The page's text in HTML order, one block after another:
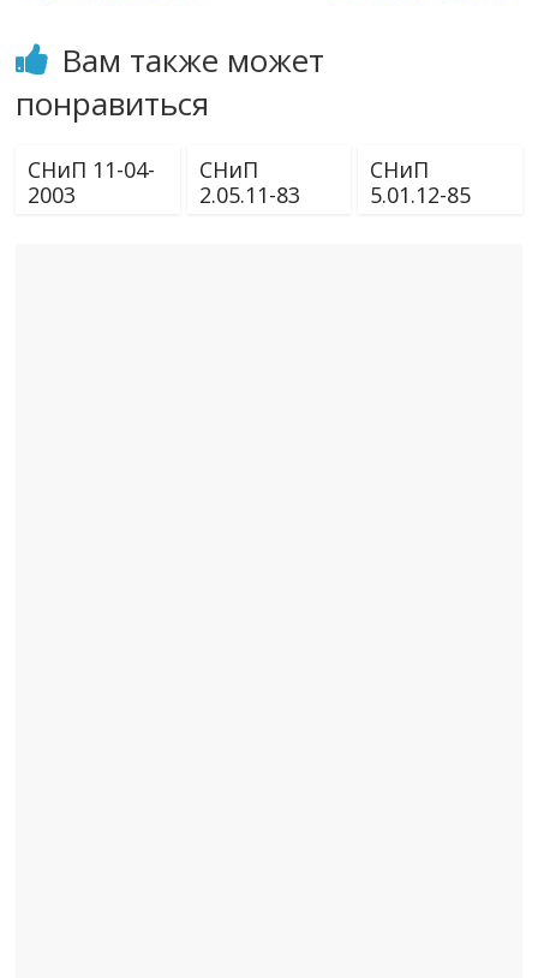
Вам также может
понравиться
СНиП 11-04-
2003
СНиП
2.05.11-83
СНиП
5.01.12-85